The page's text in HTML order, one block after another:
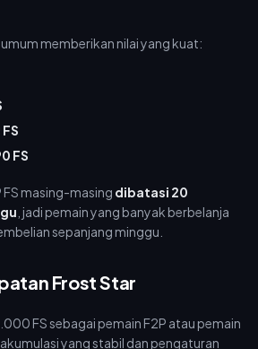
memberikan nilai yang kuat:
FS
masing-masing dibatasi 20
, jadi pemain yang banyak berbelanja
sepanjang minggu.
Frost Star
FS sebagai pemain F2P atau pemain
yang stabil dan pengaturan